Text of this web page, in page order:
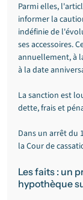
Parmi elles,
informer la
indéfinie de
ses accessoires.
annuellement, à
à la date
La sanction est
dette, frais et
Dans un arrêt du
la Cour de
Les faits : un
hypothèque